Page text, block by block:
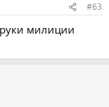
#63
милиции